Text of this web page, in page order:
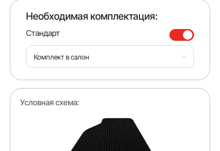
Необходимая комплектация:
Стандарт
Комплект в салон
Условная схема: